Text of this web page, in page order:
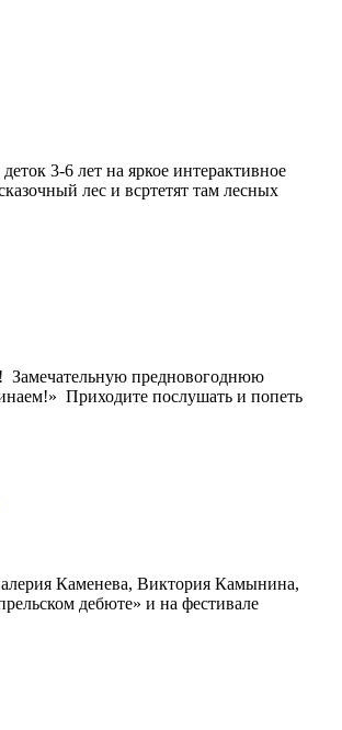
3-6 лет на яркое интерактивное
лес и всртетят там лесных
Замечательную предновогоднюю
Приходите послушать и попеть
Каменева, Виктория Камынина,
дебюте» и на фестивале